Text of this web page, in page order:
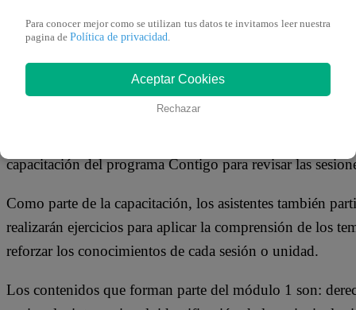
trabajo con personas con discapacidad severa desde un
país, para concienciar a la población sobre los deberes
lograr una verdadera inclusión con igualdad de
capacitación del programa Contigo para revisar las
Como parte de la capacitación, los asistentes también
realizarán ejercicios para aplicar la comprensión de los
reforzar los conocimientos de cada sesión o unidad.
Los contenidos que forman parte del módulo 1 son:
Para conocer mejor como se utilizan tus datos te invitamos leer nuestra
pagina de Política de privacidad.
Aceptar Cookies
Rechazar